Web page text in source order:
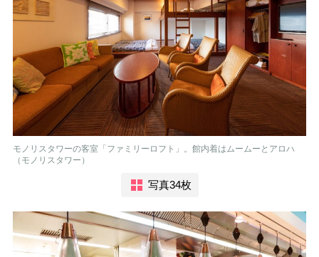
モノリスタワーの客室「ファミリーロフト」。館内着はムームーとアロハ
（モノリスタワー）
写真34枚